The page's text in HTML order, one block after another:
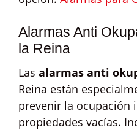
Alarmas Anti
la Reina
Las alarmas anti
Reina están
prevenir la ocupación
propiedades vacías.